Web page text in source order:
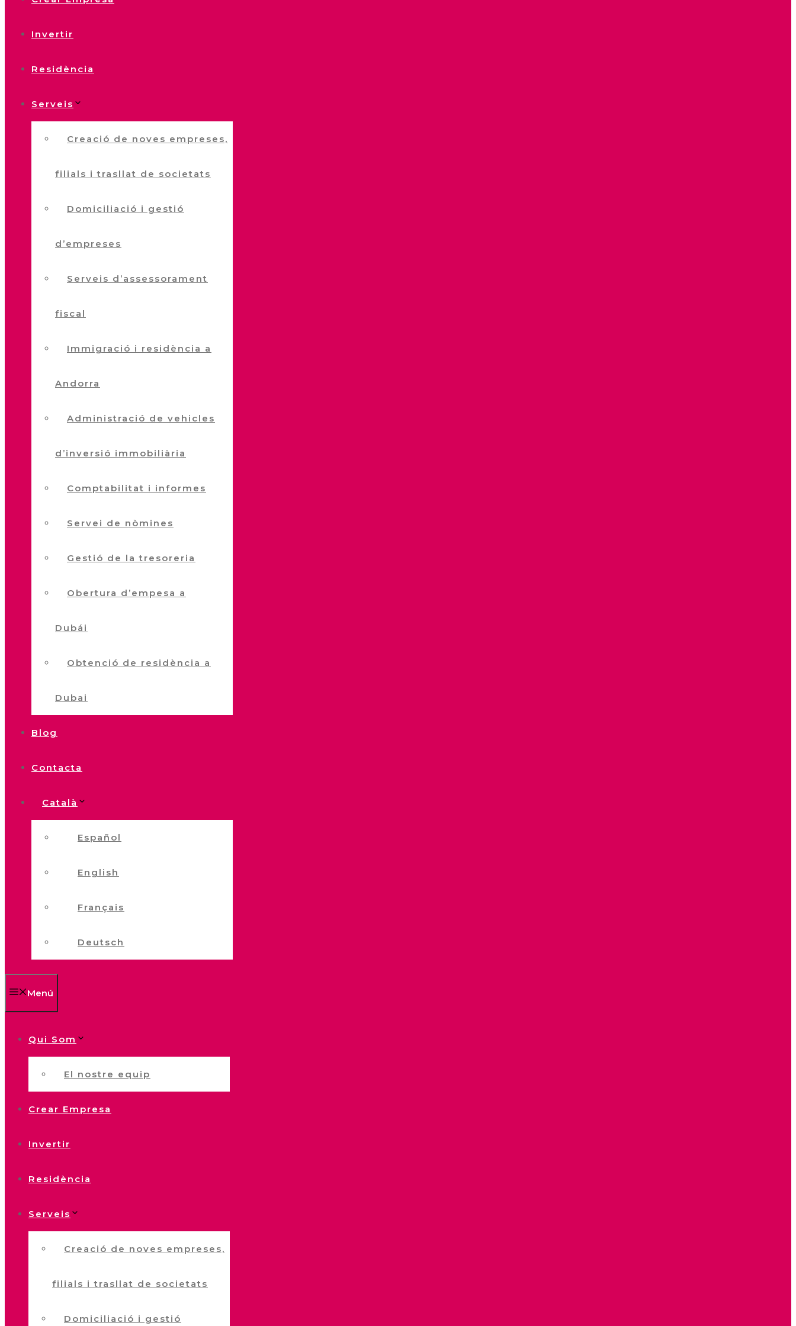
Invertir
Residència
Serveis
Creació de noves empreses,
filials i trasllat de societats
Domiciliació i gestió
d’empreses
Serveis d’assessorament
fiscal
Immigració i residència a
Andorra
Administració de vehicles
d’inversió immobiliària
Comptabilitat i informes
Servei de nòmines
Gestió de la tresoreria
Obertura d’empesa a
Dubái
Obtenció de residència a
Dubai
Blog
Contacta
Català
Español
English
Français
Deutsch
Menú
Qui Som
El nostre equip
Crear Empresa
Invertir
Residència
Serveis
Creació de noves empreses,
filials i trasllat de societats
Domiciliació i gestió